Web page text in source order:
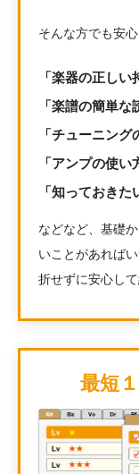
そんな方でも安
「楽器の正しい
「楽譜の簡単な
「チューニング
「アンプの使い
「知っておきた
などなど、基礎
いことがあれば
折せずに安心して
最短